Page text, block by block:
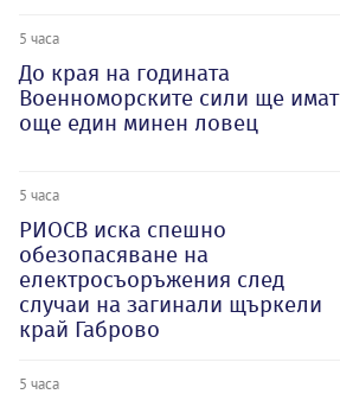
5 часа
До края на годината
Военноморските сили ще имат
още един минен ловец
5 часа
РИОСВ иска спешно
обезопасяване на
електросъоръжения след
случаи на загинали щъркели
край Габрово
5 часа